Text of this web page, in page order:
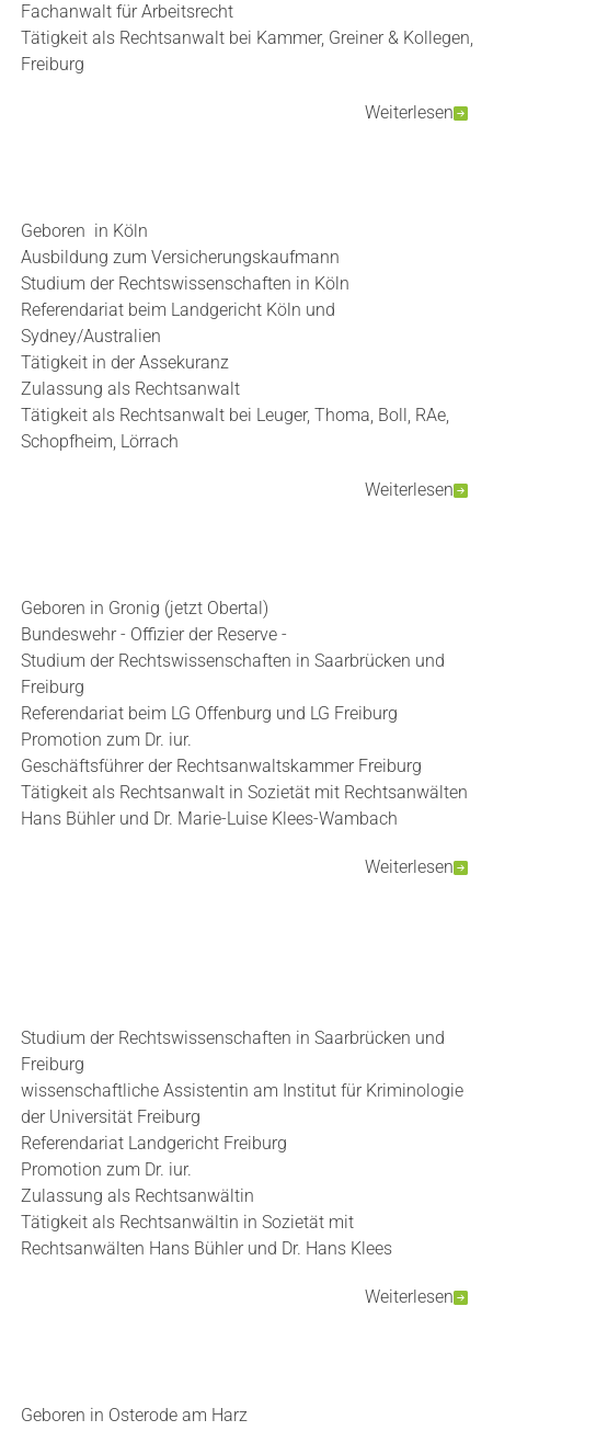
Fachanwalt für Arbeitsrecht
Tätigkeit als Rechtsanwalt bei Kammer, Greiner & Kollegen,
Freiburg
Weiterlesen
Geboren in Köln
Ausbildung zum Versicherungskaufmann
Studium der Rechtswissenschaften in Köln
Referendariat beim Landgericht Köln und
Sydney/Australien
Tätigkeit in der Assekuranz
Zulassung als Rechtsanwalt
Tätigkeit als Rechtsanwalt bei Leuger, Thoma, Boll, RAe,
Schopfheim, Lörrach
Weiterlesen
Geboren in Gronig (jetzt Obertal)
Bundeswehr - Offizier der Reserve -
Studium der Rechtswissenschaften in Saarbrücken und
Freiburg
Referendariat beim LG Offenburg und LG Freiburg
Promotion zum Dr. iur.
Geschäftsführer der Rechtsanwaltskammer Freiburg
Tätigkeit als Rechtsanwalt in Sozietät mit Rechtsanwälten
Hans Bühler und Dr. Marie-Luise Klees-Wambach
Weiterlesen
Studium der Rechtswissenschaften in Saarbrücken und
Freiburg
wissenschaftliche Assistentin am Institut für Kriminologie
der Universität Freiburg
Referendariat Landgericht Freiburg
Promotion zum Dr. iur.
Zulassung als Rechtsanwältin
Tätigkeit als Rechtsanwältin in Sozietät mit
Rechtsanwälten Hans Bühler und Dr. Hans Klees
Weiterlesen
Geboren in Osterode am Harz